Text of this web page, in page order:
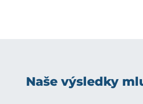
Naše výsledky